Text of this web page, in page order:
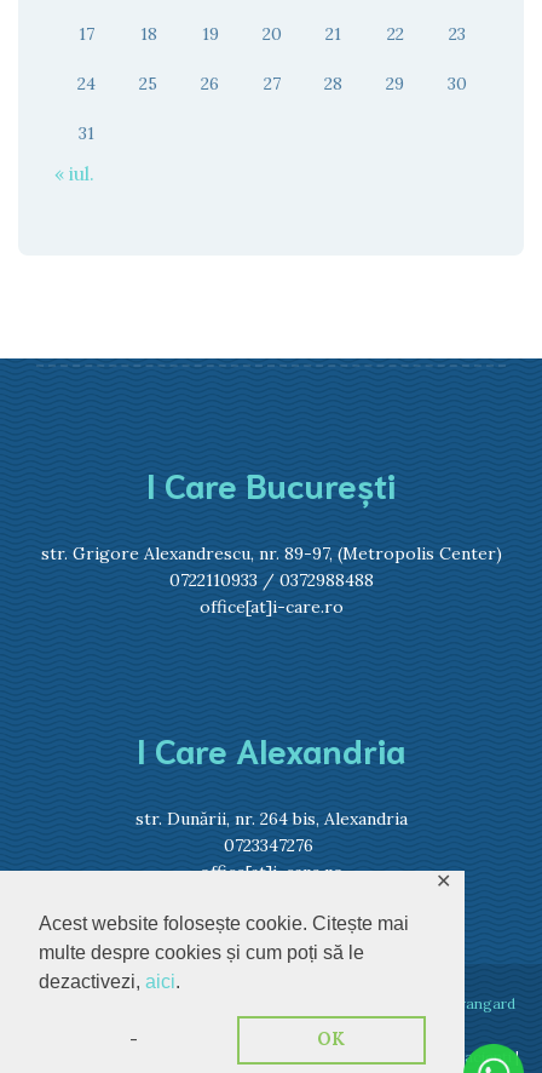
Acest website folosește cookie. Citește mai
multe despre cookies și cum poți să le
dezactivezi, aici.
- OK
✕
17 18 19 20 21 22 23
24 25 26 27 28 29 30
31
« iul.
I Care București
str. Grigore Alexandrescu, nr. 89-97, (Metropolis Center)
0722110933 / 0372988488
office[at]i-care.ro
I Care Alexandria
str. Dunării, nr. 264 bis, Alexandria
0723347276
office[at]i-care.ro
Avangard
Prelucrare date pacienți |